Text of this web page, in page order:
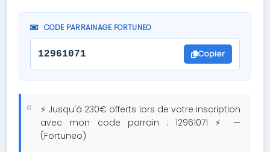
CODE PARRAINAGE FORTUNEO
12961071 Copier
⚡ Jusqu'à 230€ offerts lors de votre inscription
avec mon code parrain : 12961071 ⚡ —
(Fortuneo)